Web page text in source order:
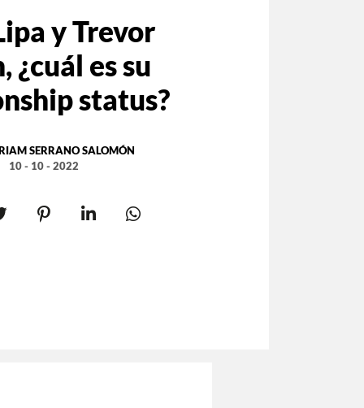
y Trevor
¿cuál es su
status?
SERRANO SALOMÓN
10 - 10 - 2022